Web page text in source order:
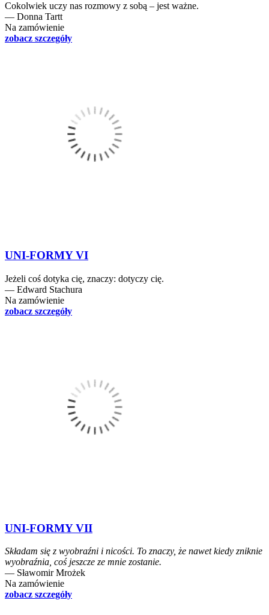
Cokolwiek uczy nas rozmowy z sobą – jest ważne.
― Donna Tartt
Na zamówienie
zobacz szczegóły
UNI-FORMY VI
Jeżeli coś dotyka cię, znaczy: dotyczy cię.
― Edward Stachura
Na zamówienie
zobacz szczegóły
UNI-FORMY VII
Składam się z wyobraźni i nicości. To znaczy, że nawet kiedy zniknie
wyobraźnia, coś jeszcze ze mnie zostanie.
― Sławomir Mrożek
Na zamówienie
zobacz szczegóły